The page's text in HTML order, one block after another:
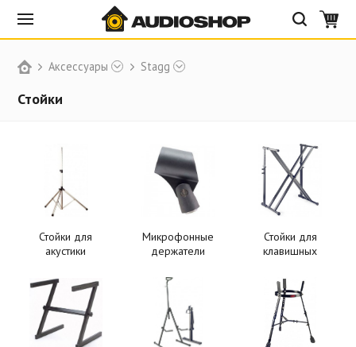
Аксессуары Stagg
Стойки
Стойки для
акустики
Микрофонные
держатели
Стойки для
клавишных